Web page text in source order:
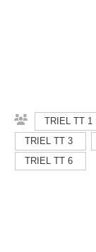
TRIEL TT 1
TRIEL TT 3
TRIEL TT 6